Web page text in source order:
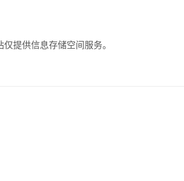
提供信息存储空间服务。